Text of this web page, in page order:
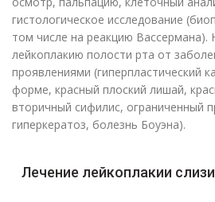
гистологическое исследование
том числе на реакцию
лейкоплакию полости рта от
проявлениями (гиперпластический
форме, красный плоский лишай,
вторичный сифилис, ограниченный
гиперкератоз, болезнь Боуэна).
Лечение лейкоплакии